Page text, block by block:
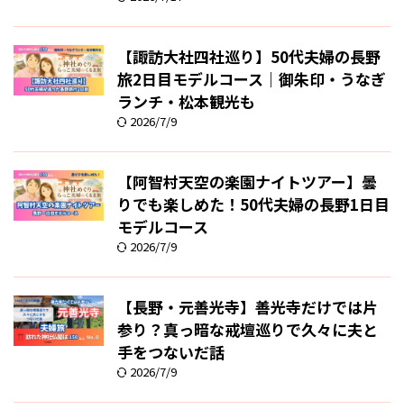
【諏訪大社四社巡り】50代夫婦の長野
旅2日目モデルコース｜御朱印・うなぎ
ランチ・松本観光も
2026/7/9
【阿智村天空の楽園ナイトツアー】曇
りでも楽しめた！50代夫婦の長野1日目
モデルコース
2026/7/9
【長野・元善光寺】善光寺だけでは片
参り？真っ暗な戒壇巡りで久々に夫と
手をつないだ話
2026/7/9